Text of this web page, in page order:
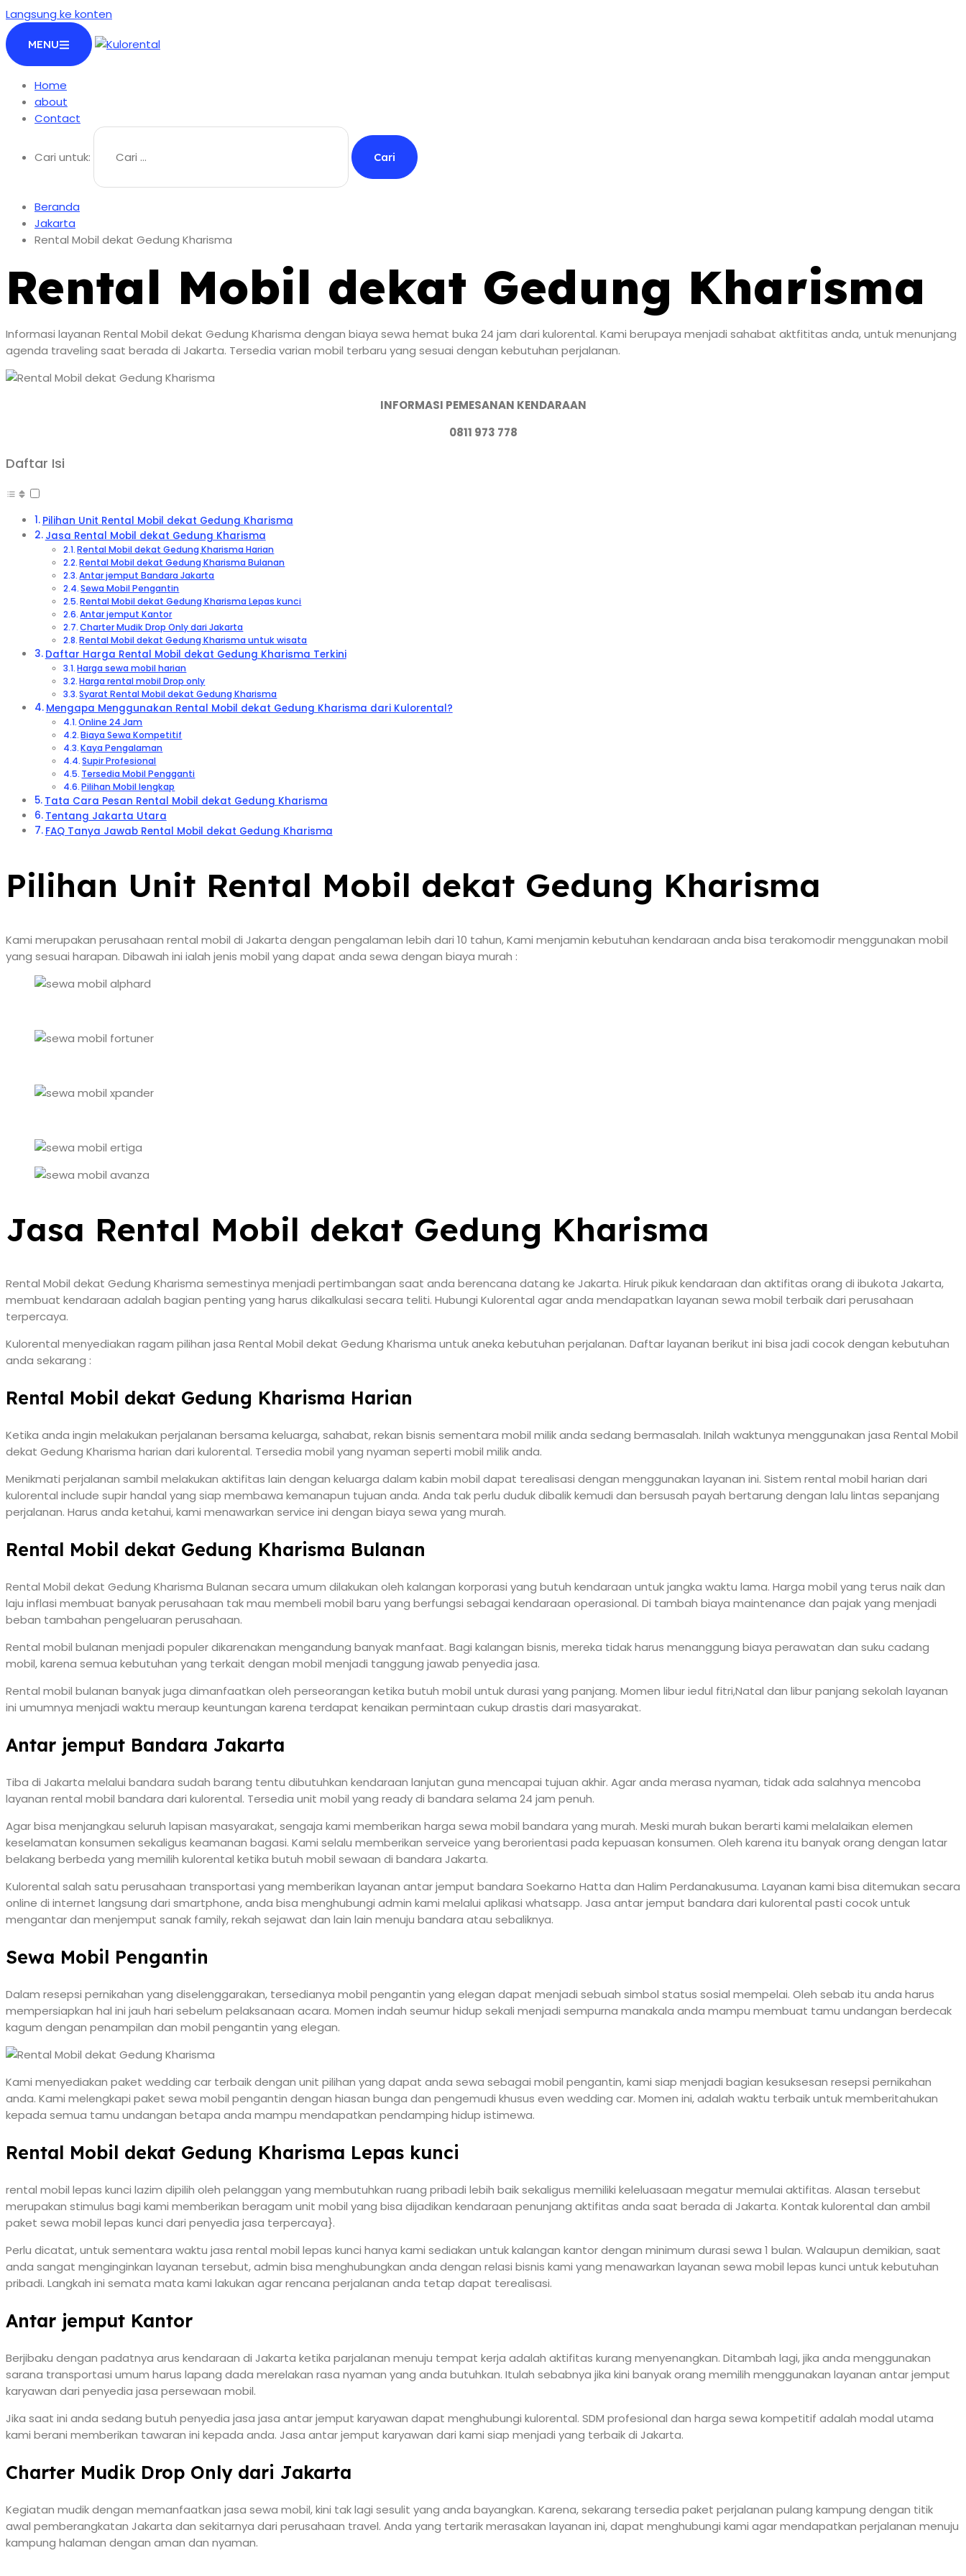
Langsung ke konten
MENU
Home
about
Contact
Cari untuk:
Beranda
Jakarta
Rental Mobil dekat Gedung Kharisma
Rental Mobil dekat Gedung Kharisma
Informasi layanan Rental Mobil dekat Gedung Kharisma dengan biaya sewa hemat buka 24 jam dari kulorental. Kami berupaya menjadi sahabat aktfititas anda, untuk menunjang
agenda traveling saat berada di Jakarta. Tersedia varian mobil terbaru yang sesuai dengan kebutuhan perjalanan.
INFORMASI PEMESANAN KENDARAAN
0811 973 778
Daftar Isi
Pilihan Unit Rental Mobil dekat Gedung Kharisma
Jasa Rental Mobil dekat Gedung Kharisma
Rental Mobil dekat Gedung Kharisma Harian
Rental Mobil dekat Gedung Kharisma Bulanan
Antar jemput Bandara Jakarta
Sewa Mobil Pengantin
Rental Mobil dekat Gedung Kharisma Lepas kunci
Antar jemput Kantor
Charter Mudik Drop Only dari Jakarta
Rental Mobil dekat Gedung Kharisma untuk wisata
Daftar Harga Rental Mobil dekat Gedung Kharisma Terkini
Harga sewa mobil harian
Harga rental mobil Drop only
Syarat Rental Mobil dekat Gedung Kharisma
Mengapa Menggunakan Rental Mobil dekat Gedung Kharisma dari Kulorental?
Online 24 Jam
Biaya Sewa Kompetitif
Kaya Pengalaman
Supir Profesional
Tersedia Mobil Pengganti
Pilihan Mobil lengkap
Tata Cara Pesan Rental Mobil dekat Gedung Kharisma
Tentang Jakarta Utara
FAQ Tanya Jawab Rental Mobil dekat Gedung Kharisma
Pilihan Unit Rental Mobil dekat Gedung Kharisma
Kami merupakan perusahaan rental mobil di Jakarta dengan pengalaman lebih dari 10 tahun, Kami menjamin kebutuhan kendaraan anda bisa terakomodir menggunakan mobil
yang sesuai harapan. Dibawah ini ialah jenis mobil yang dapat anda sewa dengan biaya murah :
Jasa Rental Mobil dekat Gedung Kharisma
Rental Mobil dekat Gedung Kharisma semestinya menjadi pertimbangan saat anda berencana datang ke Jakarta. Hiruk pikuk kendaraan dan aktifitas orang di ibukota Jakarta,
membuat kendaraan adalah bagian penting yang harus dikalkulasi secara teliti. Hubungi Kulorental agar anda mendapatkan layanan sewa mobil terbaik dari perusahaan
terpercaya.
Kulorental menyediakan ragam pilihan jasa Rental Mobil dekat Gedung Kharisma untuk aneka kebutuhan perjalanan. Daftar layanan berikut ini bisa jadi cocok dengan kebutuhan
anda sekarang :
Rental Mobil dekat Gedung Kharisma Harian
Ketika anda ingin melakukan perjalanan bersama keluarga, sahabat, rekan bisnis sementara mobil milik anda sedang bermasalah. Inilah waktunya menggunakan jasa Rental Mobil
dekat Gedung Kharisma harian dari kulorental. Tersedia mobil yang nyaman seperti mobil milik anda.
Menikmati perjalanan sambil melakukan aktifitas lain dengan keluarga dalam kabin mobil dapat terealisasi dengan menggunakan layanan ini. Sistem rental mobil harian dari
kulorental include supir handal yang siap membawa kemanapun tujuan anda. Anda tak perlu duduk dibalik kemudi dan bersusah payah bertarung dengan lalu lintas sepanjang
perjalanan. Harus anda ketahui, kami menawarkan service ini dengan biaya sewa yang murah.
Rental Mobil dekat Gedung Kharisma Bulanan
Rental Mobil dekat Gedung Kharisma Bulanan secara umum dilakukan oleh kalangan korporasi yang butuh kendaraan untuk jangka waktu lama. Harga mobil yang terus naik dan
laju inflasi membuat banyak perusahaan tak mau membeli mobil baru yang berfungsi sebagai kendaraan operasional. Di tambah biaya maintenance dan pajak yang menjadi
beban tambahan pengeluaran perusahaan.
Rental mobil bulanan menjadi populer dikarenakan mengandung banyak manfaat. Bagi kalangan bisnis, mereka tidak harus menanggung biaya perawatan dan suku cadang
mobil, karena semua kebutuhan yang terkait dengan mobil menjadi tanggung jawab penyedia jasa.
Rental mobil bulanan banyak juga dimanfaatkan oleh perseorangan ketika butuh mobil untuk durasi yang panjang. Momen libur iedul fitri,Natal dan libur panjang sekolah layanan
ini umumnya menjadi waktu meraup keuntungan karena terdapat kenaikan permintaan cukup drastis dari masyarakat.
Antar jemput Bandara Jakarta
Tiba di Jakarta melalui bandara sudah barang tentu dibutuhkan kendaraan lanjutan guna mencapai tujuan akhir. Agar anda merasa nyaman, tidak ada salahnya mencoba
layanan rental mobil bandara dari kulorental. Tersedia unit mobil yang ready di bandara selama 24 jam penuh.
Agar bisa menjangkau seluruh lapisan masyarakat, sengaja kami memberikan harga sewa mobil bandara yang murah. Meski murah bukan berarti kami melalaikan elemen
keselamatan konsumen sekaligus keamanan bagasi. Kami selalu memberikan serveice yang berorientasi pada kepuasan konsumen. Oleh karena itu banyak orang dengan latar
belakang berbeda yang memilih kulorental ketika butuh mobil sewaan di bandara Jakarta.
Kulorental salah satu perusahaan transportasi yang memberikan layanan antar jemput bandara Soekarno Hatta dan Halim Perdanakusuma. Layanan kami bisa ditemukan secara
online di internet langsung dari smartphone, anda bisa menghubungi admin kami melalui aplikasi whatsapp. Jasa antar jemput bandara dari kulorental pasti cocok untuk
mengantar dan menjemput sanak family, rekah sejawat dan lain lain menuju bandara atau sebaliknya.
Sewa Mobil Pengantin
Dalam resepsi pernikahan yang diselenggarakan, tersedianya mobil pengantin yang elegan dapat menjadi sebuah simbol status sosial mempelai. Oleh sebab itu anda harus
mempersiapkan hal ini jauh hari sebelum pelaksanaan acara. Momen indah seumur hidup sekali menjadi sempurna manakala anda mampu membuat tamu undangan berdecak
kagum dengan penampilan dan mobil pengantin yang elegan.
Kami menyediakan paket wedding car terbaik dengan unit pilihan yang dapat anda sewa sebagai mobil pengantin, kami siap menjadi bagian kesuksesan resepsi pernikahan
anda. Kami melengkapi paket sewa mobil pengantin dengan hiasan bunga dan pengemudi khusus even wedding car. Momen ini, adalah waktu terbaik untuk memberitahukan
kepada semua tamu undangan betapa anda mampu mendapatkan pendamping hidup istimewa.
Rental Mobil dekat Gedung Kharisma Lepas kunci
rental mobil lepas kunci lazim dipilih oleh pelanggan yang membutuhkan ruang pribadi lebih baik sekaligus memiliki keleluasaan megatur memulai aktifitas. Alasan tersebut
merupakan stimulus bagi kami memberikan beragam unit mobil yang bisa dijadikan kendaraan penunjang aktifitas anda saat berada di Jakarta. Kontak kulorental dan ambil
paket sewa mobil lepas kunci dari penyedia jasa terpercaya}.
Perlu dicatat, untuk sementara waktu jasa rental mobil lepas kunci hanya kami sediakan untuk kalangan kantor dengan minimum durasi sewa 1 bulan. Walaupun demikian, saat
anda sangat menginginkan layanan tersebut, admin bisa menghubungkan anda dengan relasi bisnis kami yang menawarkan layanan sewa mobil lepas kunci untuk kebutuhan
pribadi. Langkah ini semata mata kami lakukan agar rencana perjalanan anda tetap dapat terealisasi.
Antar jemput Kantor
Berjibaku dengan padatnya arus kendaraan di Jakarta ketika parjalanan menuju tempat kerja adalah aktifitas kurang menyenangkan. Ditambah lagi, jika anda menggunakan
sarana transportasi umum harus lapang dada merelakan rasa nyaman yang anda butuhkan. Itulah sebabnya jika kini banyak orang memilih menggunakan layanan antar jemput
karyawan dari penyedia jasa persewaan mobil.
Jika saat ini anda sedang butuh penyedia jasa jasa antar jemput karyawan dapat menghubungi kulorental. SDM profesional dan harga sewa kompetitif adalah modal utama
kami berani memberikan tawaran ini kepada anda. Jasa antar jemput karyawan dari kami siap menjadi yang terbaik di Jakarta.
Charter Mudik Drop Only dari Jakarta
Kegiatan mudik dengan memanfaatkan jasa sewa mobil, kini tak lagi sesulit yang anda bayangkan. Karena, sekarang tersedia paket perjalanan pulang kampung dengan titik
awal pemberangkatan Jakarta dan sekitarnya dari perusahaan travel. Anda yang tertarik merasakan layanan ini, dapat menghubungi kami agar mendapatkan perjalanan menuju
kampung halaman dengan aman dan nyaman.